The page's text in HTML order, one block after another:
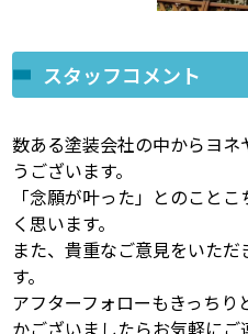
スタッフコメント
数ある塗装会社の中からヨ
うございます。
「念願が叶った」とのこと
く思います。
また、貴重なご意見をいた
す。
アフターフォローもきっち
かございましたらお気軽にご